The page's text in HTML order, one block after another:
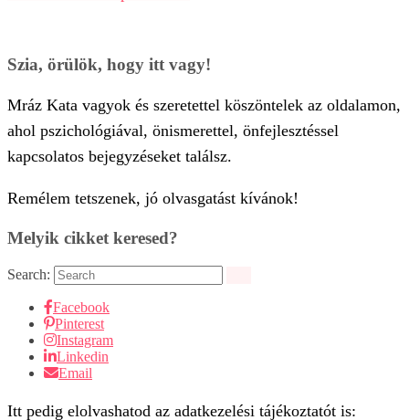
Szia, örülök, hogy itt vagy!
Mráz Kata vagyok és szeretettel köszöntelek az oldalamon,
ahol pszichológiával, önismerettel, önfejlesztéssel
kapcsolatos bejegyzéseket találsz.
Remélem tetszenek, jó olvasgatást kívánok!
Melyik cikket keresed?
Search:
Facebook
Pinterest
Instagram
Linkedin
Email
Itt pedig elolvashatod az adatkezelési tájékoztatót is: